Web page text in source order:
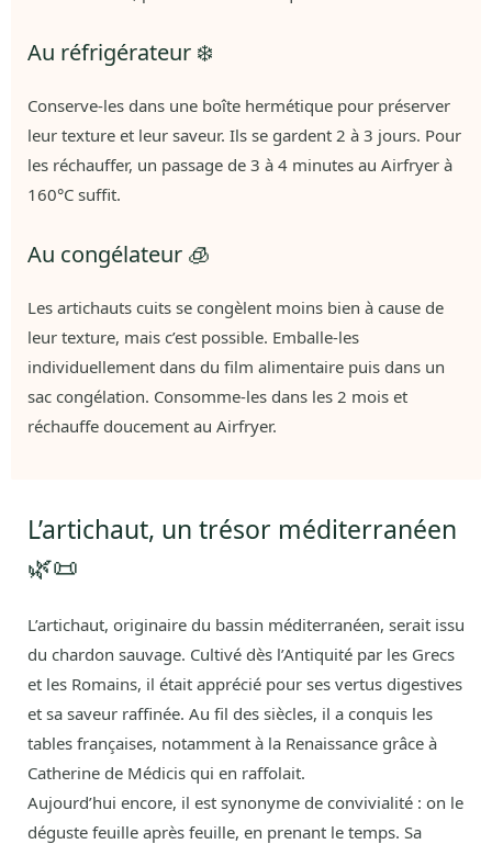
Au réfrigérateur ❄️
Conserve-les dans une boîte hermétique pour préserver
leur texture et leur saveur. Ils se gardent 2 à 3 jours. Pour
les réchauffer, un passage de 3 à 4 minutes au Airfryer à
160°C suffit.
Au congélateur 🧊
Les artichauts cuits se congèlent moins bien à cause de
leur texture, mais c’est possible. Emballe-les
individuellement dans du film alimentaire puis dans un
sac congélation. Consomme-les dans les 2 mois et
réchauffe doucement au Airfryer.
L’artichaut, un trésor méditerranéen
🌿📜
L’artichaut, originaire du bassin méditerranéen, serait issu
du chardon sauvage. Cultivé dès l’Antiquité par les Grecs
et les Romains, il était apprécié pour ses vertus digestives
et sa saveur raffinée. Au fil des siècles, il a conquis les
tables françaises, notamment à la Renaissance grâce à
Catherine de Médicis qui en raffolait.
Aujourd’hui encore, il est synonyme de convivialité : on le
déguste feuille après feuille, en prenant le temps. Sa